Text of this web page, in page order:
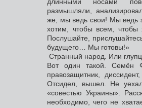
размышляли,
же, мы ведь свои! Мы ведь
хотим, чтобы всем,
Послушайте,
будущего… Мы готовы!»
Странный народ. Или
Вот один такой. Семён
правозащитник,
Отсидел, вышел. Не
«совестью Украины».
необходимо, чего не